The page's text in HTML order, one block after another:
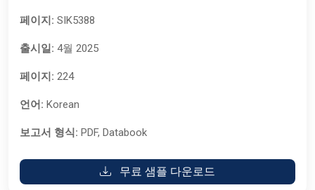
페이지: SIK5388
출시일: 4월 2025
페이지: 224
언어: Korean
보고서 형식: PDF, Databook
무료 샘플 다운로드